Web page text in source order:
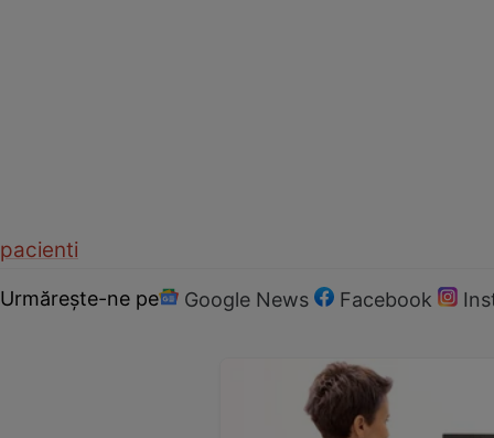
pacienti
Urmărește-ne pe Google News Facebook